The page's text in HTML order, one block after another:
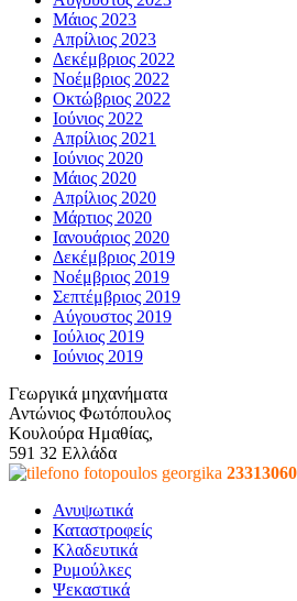
Μάιος 2023
Απρίλιος 2023
Δεκέμβριος 2022
Νοέμβριος 2022
Οκτώβριος 2022
Ιούνιος 2022
Απρίλιος 2021
Ιούνιος 2020
Μάιος 2020
Απρίλιος 2020
Μάρτιος 2020
Ιανουάριος 2020
Δεκέμβριος 2019
Νοέμβριος 2019
Σεπτέμβριος 2019
Αύγουστος 2019
Ιούλιος 2019
Ιούνιος 2019
Γεωργικά μηχανήματα
Αντώνιος Φωτόπουλος
Κουλούρα Ημαθίας,
591 32 Ελλάδα
Ανυψωτικά
Καταστροφείς
Κλαδευτικά
Ρυμούλκες
Ψεκαστικά